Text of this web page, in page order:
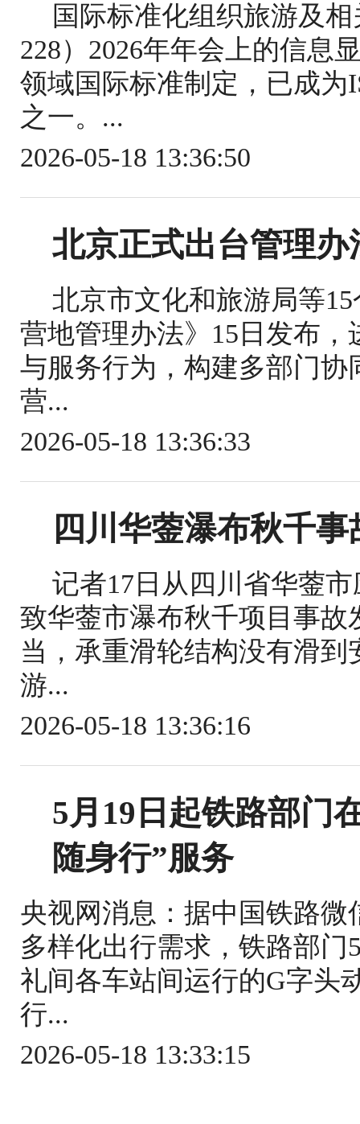
国际标准化组织旅游及
228）2026年年会上的信息
领域国际标准制定，已成为
之一。...
2026-05-18 13:36:50
北京正式出台管理
北京市文化和旅游局等
营地管理办法》15日发布
与服务行为，构建多部门
营...
2026-05-18 13:36:33
四川华蓥瀑布秋千
记者17日从四川省华蓥
致华蓥市瀑布秋千项目事
当，承重滑轮结构没有滑
游...
2026-05-18 13:36:16
5月19日起铁路部门
随身行”服务
央视网消息：据中国铁路
多样化出行需求，铁路部门
礼间各车站间运行的G字头
行...
2026-05-18 13:33:15